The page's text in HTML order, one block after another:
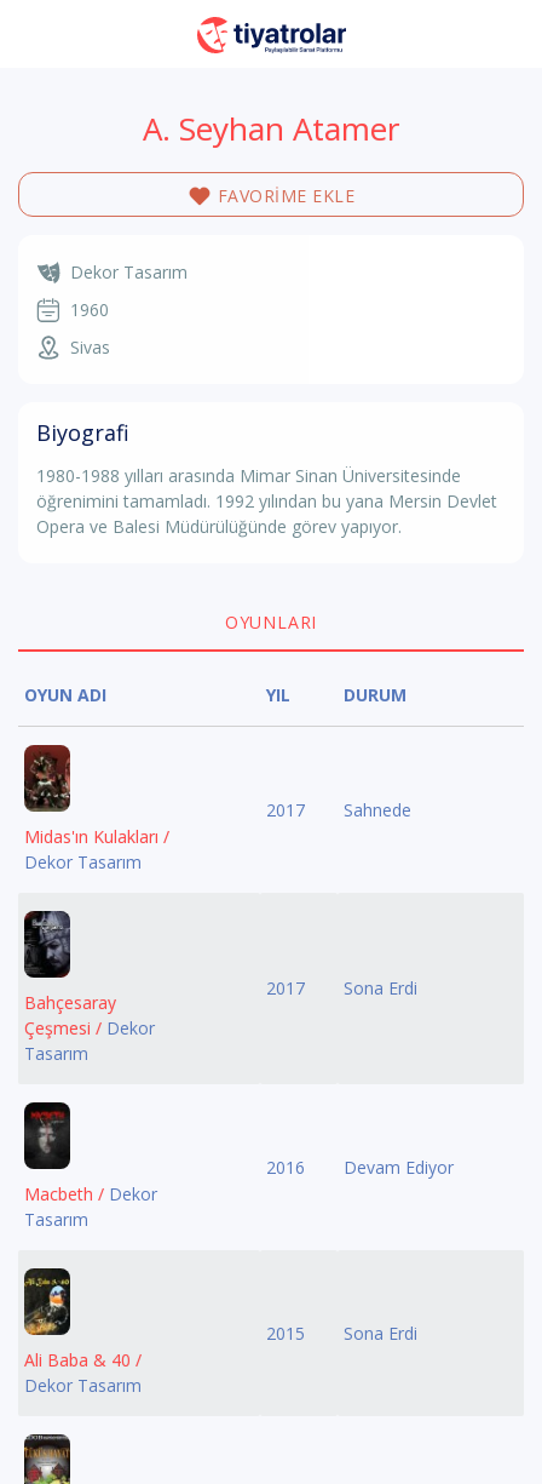
A. Seyhan Atamer
FAVORİME EKLE
Dekor Tasarım
1960
Sivas
Biyografi
1980-1988 yılları arasında Mimar Sinan Üniversitesinde
öğrenimini tamamladı. 1992 yılından bu yana Mersin Devlet
Opera ve Balesi Müdürülüğünde görev yapıyor.
OYUNLARI
OYUN ADI YIL DURUM
Midas'ın Kulakları /
Dekor Tasarım
2017 Sahnede
Bahçesaray
Çeşmesi / Dekor
Tasarım
2017 Sona Erdi
Macbeth / Dekor
Tasarım
2016 Devam Ediyor
Ali Baba & 40 /
Dekor Tasarım
2015 Sona Erdi